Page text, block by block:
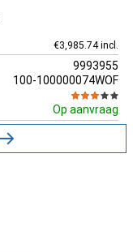
€3,985.74 incl.
9993955
100-100000074WOF
Op aanvraag